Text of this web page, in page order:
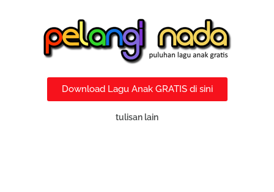
Download Lagu Anak GRATIS di sini
tulisan lain